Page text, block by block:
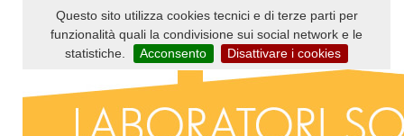
Questo sito utilizza cookies tecnici e di terze parti per
funzionalità quali la condivisione sui social network e le
statistiche.
Acconsento Disattivare i cookies